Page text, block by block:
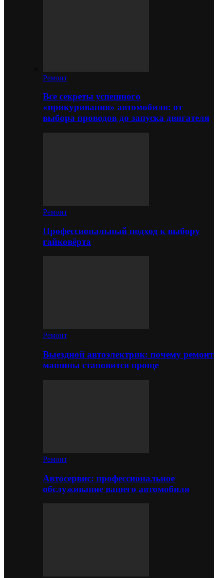
Ремонт
Все секреты успешного
«прикуривания» автомобиля: от
выбора проводов до запуска двигателя
Ремонт
Профессиональный подход к выбору
гайковёрта
Ремонт
Выездной автоэлектрик: почему ремонт
машины становится проще
Ремонт
Автосервис: профессиональное
обслуживание вашего автомобиля